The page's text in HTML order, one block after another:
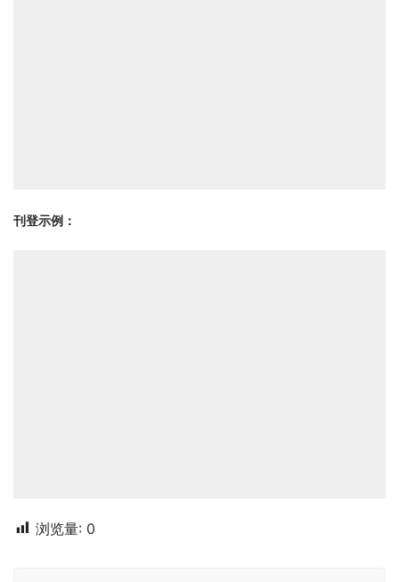
刊登示例：
浏览量: 0